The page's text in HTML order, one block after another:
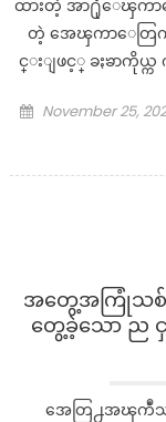
ထားတဲ့ အာ႐ုံေၾကာေ
တဲ့ အေၾကာေတြ
င္းျဖင့္ ခႏၶာကိုယ္
Posted
November 25,
အတွေ့အကြုံသစ်တွ
တွေ့ခဲ့သော ည
အေတြ႕အၾကဳံသ